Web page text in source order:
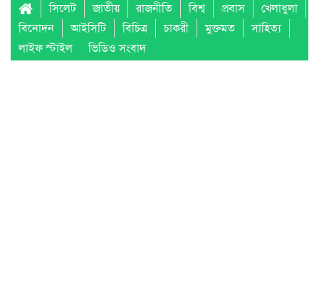
সিলেট জাতীয় রাজনীতি বিশ্ব প্রবাস
খেলাধুলা
বিনোদন
আইসিটি বিচিত্র চাকরী মুক্তমত
সাহিত্য
লাইফ স্টাইল
ভিডিও সংবাদ